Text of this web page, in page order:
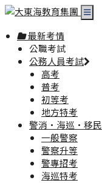
最新考情
公職考試
公務人員考試
高考
普考
初等考
地方特考
警消·海巡·移民
一般警察
警察升等
警專招考
海巡特考